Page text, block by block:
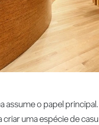
o papel
uma espécie de